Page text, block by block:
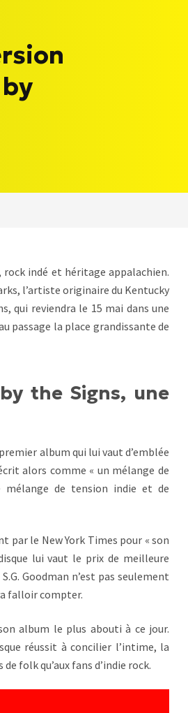
indé et héritage appalachien.
l’artiste originaire du Kentucky
qui reviendra le 15 mai dans une
passage la place grandissante de
the Signs, une
album qui lui vaut d’emblée
alors comme « un mélange de
mélange de tension indie et de
par le New York Times pour « son
lui vaut le prix de meilleure
Goodman n’est pas seulement
falloir compter.
album le plus abouti à ce jour.
réussit à concilier l’intime, la
folk qu’aux fans d’indie rock.